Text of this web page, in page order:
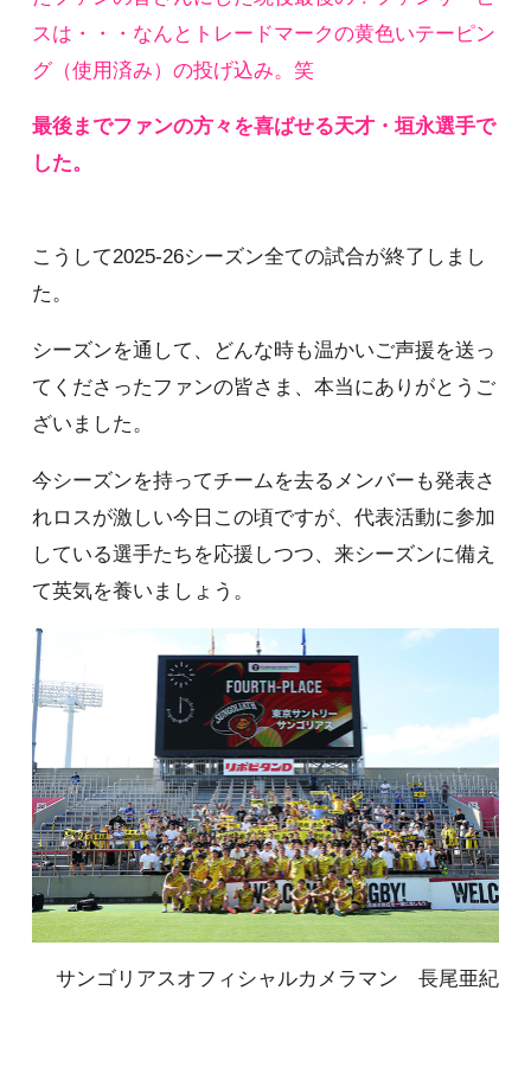
スは・・・なんとトレードマークの黄色いテーピン
グ（使用済み）の投げ込み。笑
最後までファンの方々を喜ばせる天才・垣永選手で
した。
こうして2025-26シーズン全ての試合が終了しまし
た。
シーズンを通して、どんな時も温かいご声援を送っ
てくださったファンの皆さま、本当にありがとうご
ざいました。
今シーズンを持ってチームを去るメンバーも発表さ
れロスが激しい今日この頃ですが、代表活動に参加
している選手たちを応援しつつ、来シーズンに備え
て英気を養いましょう。
サンゴリアスオフィシャルカメラマン 長尾亜紀